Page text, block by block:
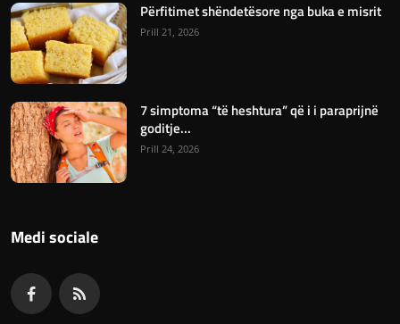
Përfitimet shëndetësore nga buka e misrit
Prill 21, 2026
7 simptoma “të heshtura” që i i paraprijnë
goditje...
Prill 24, 2026
Medi sociale